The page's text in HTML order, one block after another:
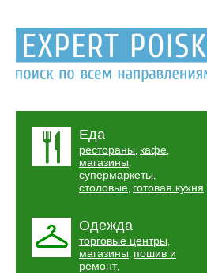
Еда
рестораны, кафе,
магазины,
супермаркеты,
столовые, готовая кухня,
Одежда
торговые центры,
магазины, пошив и
ремонт,